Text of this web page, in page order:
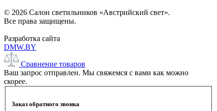
© 2026 Салон светильников «Австрийский свет».
Все права защищены.
Разработка сайта
DMW.BY
Сравнение товаров
Ваш запрос отправлен. Мы свяжемся с вами как можно
скорее.
Заказ обратного звонка